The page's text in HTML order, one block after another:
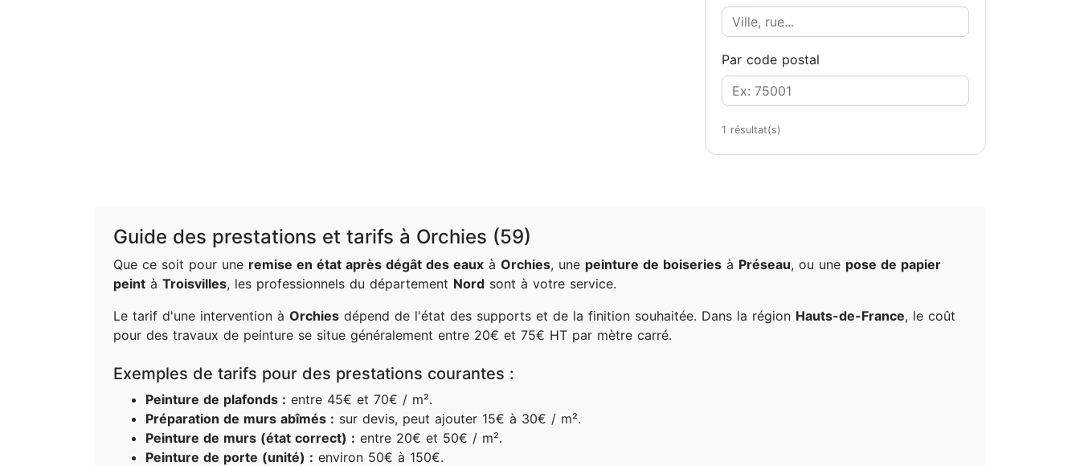
Par code postal
1 résultat(s)
Guide des prestations et tarifs à Orchies (59)
Que ce soit pour une remise en état après dégât des eaux à Orchies, une peinture de boiseries à Préseau, ou une pose de papier
peint à Troisvilles, les professionnels du département Nord sont à votre service.
Le tarif d'une intervention à Orchies dépend de l'état des supports et de la finition souhaitée. Dans la région Hauts-de-France, le coût
pour des travaux de peinture se situe généralement entre 20€ et 75€ HT par mètre carré.
Exemples de tarifs pour des prestations courantes :
Peinture de plafonds : entre 45€ et 70€ / m².
Préparation de murs abîmés : sur devis, peut ajouter 15€ à 30€ / m².
Peinture de murs (état correct) : entre 20€ et 50€ / m².
Peinture de porte (unité) : environ 50€ à 150€.